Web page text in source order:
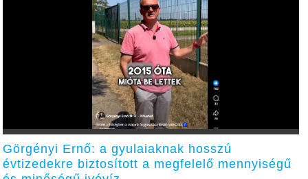
Görgényi Ernő: a gyulaiaknak hosszú
évtizedekre biztosított a megfelelő mennyiségű